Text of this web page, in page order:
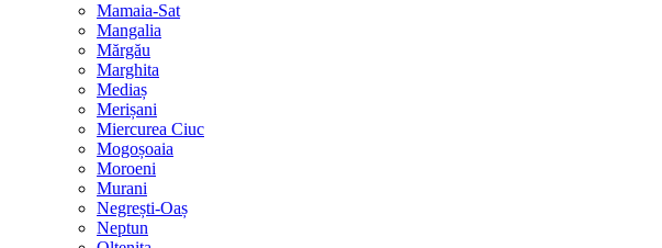
Mamaia-Sat
Mangalia
Mărgău
Marghita
Mediaș
Merișani
Miercurea Ciuc
Mogoșoaia
Moroeni
Murani
Negrești-Oaș
Neptun